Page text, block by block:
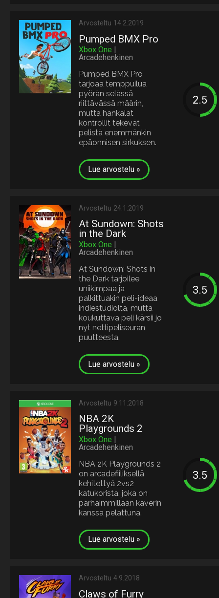
Arvosteltu 14.2.2019
Pumped BMX Pro
Xbox One
Arcadehenkinen
Pumped BMX Pro
tarjoaa temppuilua
pyörän selässä
riittävässä määrin,
mutta hankalat
kontrollit tekevät
pelistä enemmänkin
epäonnisen sirkuksen.
Lue arvostelu »
Arvosteltu 24.1.2019
At Sundown: Shots
in the Dark
Xbox One |
Arcadehenkinen
At Sundown: Shots in
the Dark tarjoilee
uniikimpaa ja
palkittuakin peli-ideaa
indiestudiolta, mutta
koukuttava peli kärsii jo
nyt nettipeliseuran
puutteesta.
Lue arvostelu »
Arvosteltu 9.11.2018
NBA 2K
Playgrounds 2
Xbox One |
Arcadehenkinen
NBA 2K Playgrounds 2
on arcadefiiliksellä
kehitettyä 2vs2
katukorista, joka on
parhaimmillaan kaverin
kanssa pelattuna.
Lue arvostelu »
Arvosteltu 4.9.2018
Claws of Furry